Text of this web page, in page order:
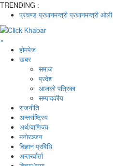
TRENDING :
प्रचण्ड प्रधानमन्त्री प्रधानमन्त्री ओली
×
होमपेज
खबर
समाज
प्रदेश
आजको पत्रिका
सम्पादकीय
राजनीति
अन्तर्राष्ट्रिय
अर्थ/वाणिज्य
मनाेरञ्जन
विज्ञान प्रविधि
अन्तरर्वार्ता